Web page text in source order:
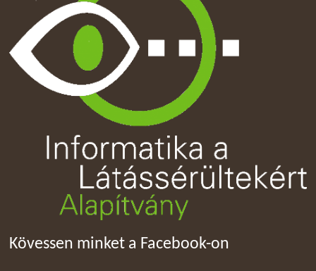
Kövessen minket a Facebook-on